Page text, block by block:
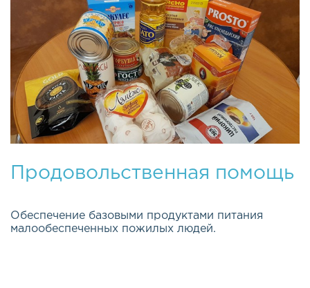
Продовольственная помощь
Обеспечение базовыми продуктами питания
малообеспеченных пожилых людей.